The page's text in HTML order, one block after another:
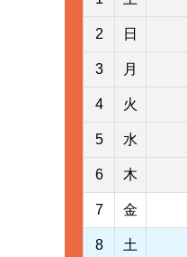
2 日
3 月
4 火
5 水
6 木
7 金
8 土